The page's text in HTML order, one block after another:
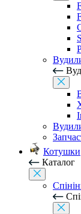
Котушки
Каталог